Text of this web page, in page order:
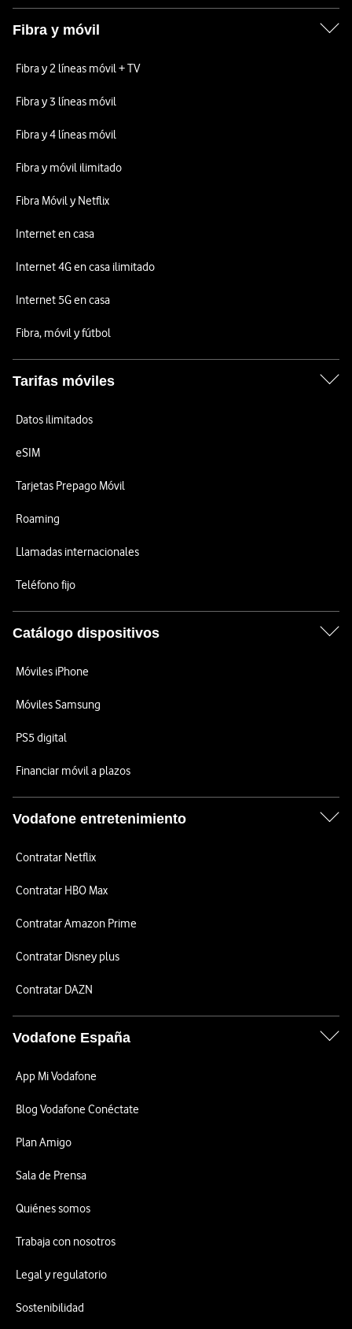
Fibra y móvil
Fibra y 2 líneas móvil + TV
Fibra y 3 líneas móvil
Fibra y 4 líneas móvil
Fibra y móvil ilimitado
Fibra Móvil y Netflix
Internet en casa
Internet 4G en casa ilimitado
Internet 5G en casa
Fibra, móvil y fútbol
Tarifas móviles
Datos ilimitados
eSIM
Tarjetas Prepago Móvil
Roaming
Llamadas internacionales
Teléfono fijo
Catálogo dispositivos
Móviles iPhone
Móviles Samsung
PS5 digital
Financiar móvil a plazos
Vodafone entretenimiento
Contratar Netflix
Contratar HBO Max
Contratar Amazon Prime
Contratar Disney plus
Contratar DAZN
Vodafone España
App Mi Vodafone
Blog Vodafone Conéctate
Plan Amigo
Sala de Prensa
Quiénes somos
Trabaja con nosotros
Legal y regulatorio
Sostenibilidad